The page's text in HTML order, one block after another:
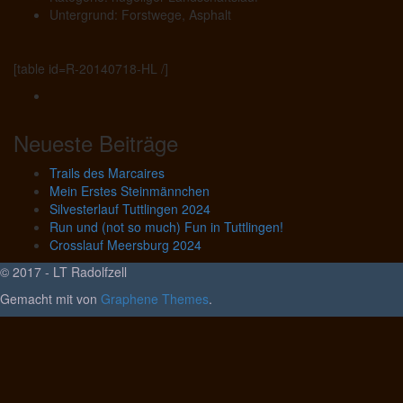
Untergrund: Forstwege, Asphalt
[table id=R-20140718-HL /]
Neueste Beiträge
Trails des Marcaires
Mein Erstes Steinmännchen
Silvesterlauf Tuttlingen 2024
Run und (not so much) Fun in Tuttlingen!
Crosslauf Meersburg 2024
© 2017 - LT Radolfzell
Gemacht mit von Graphene Themes.